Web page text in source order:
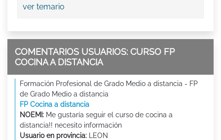
ver temario
COMENTARIOS USUARIOS: CURSO FP
COCINA A DISTANCIA
Formación Profesional de Grado Medio a distancia - FP
de Grado Medio a distancia
FP Cocina a distancia
NOEMI: Me gustaría seguir el curso de cocina a
distancia!! necesito información
Usuario en provincia: LEON